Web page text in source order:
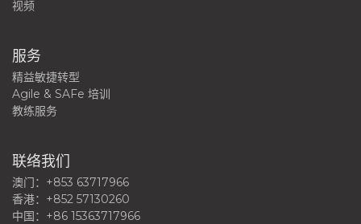
视频
服务
精益敏捷转型
Agile & SAFe 培训
教练服务
联络我们
澳门：+853 63717966
香港：+852 57130260
中国：+86 15363717966